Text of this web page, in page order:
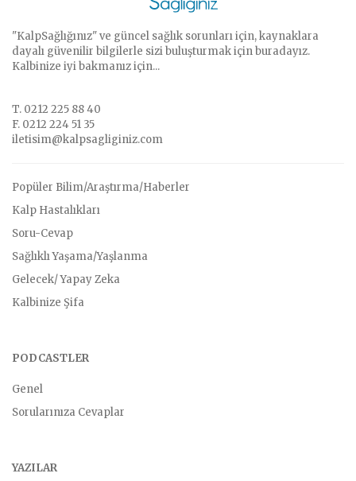
"KalpSağlığınız" ve güncel sağlık sorunları için, kaynaklara
dayalı güvenilir bilgilerle sizi buluşturmak için buradayız.
Kalbinize iyi bakmanız için...
T. 0212 225 88 40
F. 0212 224 51 35
iletisim@kalpsagliginiz.com
Popüler Bilim/Araştırma/Haberler
Kalp Hastalıkları
Soru-Cevap
Sağlıklı Yaşama/Yaşlanma
Gelecek/ Yapay Zeka
Kalbinize Şifa
PODCASTLER
Genel
Sorularınıza Cevaplar
YAZILAR